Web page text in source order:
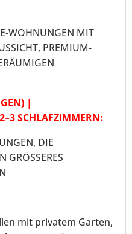
WOHNUNGEN MIT
PREMIUM-
|
SCHLAFZIMMERN:
DIE
GRÖSSERES
mit privatem Garten,